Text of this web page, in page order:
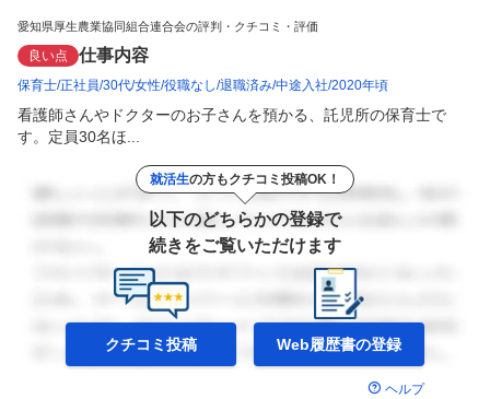
愛知県厚生農業協同組合連合会の評判・クチコミ・評価
良い点 仕事内容
保育士 正社員 30代 女性 役職なし 退職済み 中途入社 2020年頃
看護師さんやドクターのお子さんを預かる、託児所の保育士で
す。定員30名ほ...
就活生の方もクチコミ投稿OK！
以下のどちらかの登録で
続きをご覧いただけます
クチコミ投稿 Web履歴書の登録
ヘルプ